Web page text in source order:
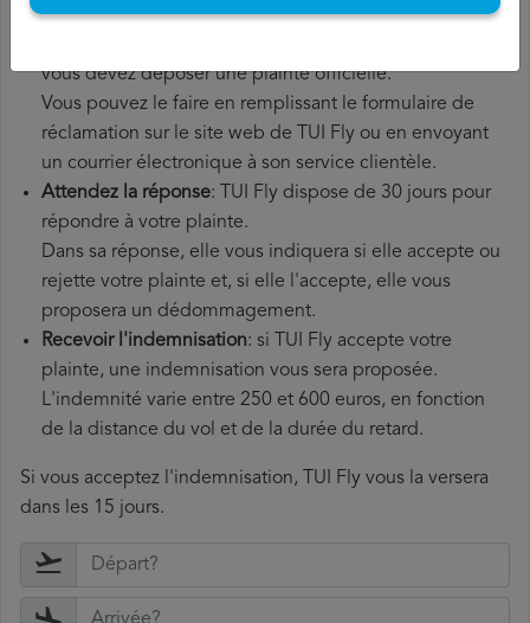
Déposer unedemande de remboursement TUI Fly: une
vous devez déposer une plainte officielle.
Vous pouvez le faire en remplissant le formulaire de
réclamation sur le site web de TUI Fly ou en envoyant
un courrier électronique à son service clientèle.
Attendez la réponse: TUI Fly dispose de 30 jours pour
répondre à votre plainte.
Dans sa réponse, elle vous indiquera si elle accepte ou
rejette votre plainte et, si elle l'accepte, elle vous
proposera un dédommagement.
Recevoir l'indemnisation: si TUI Fly accepte votre
plainte, une indemnisation vous sera proposée.
L'indemnité varie entre 250 et 600 euros, en fonction
de la distance du vol et de la durée du retard.
Si vous acceptez l'indemnisation, TUI Fly vous la versera
dans les 15 jours.